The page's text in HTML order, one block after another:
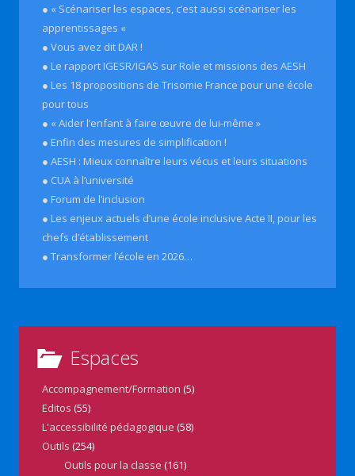
● « Scénariser les espaces, c’est aussi scénariser les
apprentissages «
● Vous avez dit DAR !
● Le rapport IGESR/IGAS sur Role et missions des AESH
● Les 18 propositions de Trisomie France pour une école
pour tous
● « Aider l’enfant à faire œuvre de lui-même »
● Enfin des mesures de simplification !
● AESH : Mieux connaître leurs vécus et leurs situations
● CUA à l’université
● Forum de l’inclusion
● Les enjeux actuels d’une école inclusive Acte II, pour les
chefs d’établissement
● Transformer l’école en 2026…
Espaces
Accompagnement/Formation (5)
Editos (55)
L'accessibilité pédagogique (58)
Outils (254)
Outils pour la classe (161)